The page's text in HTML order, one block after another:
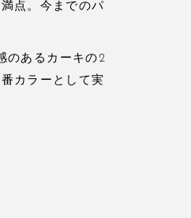
点。今までのパ
のあるカーキの2
カラーとして実